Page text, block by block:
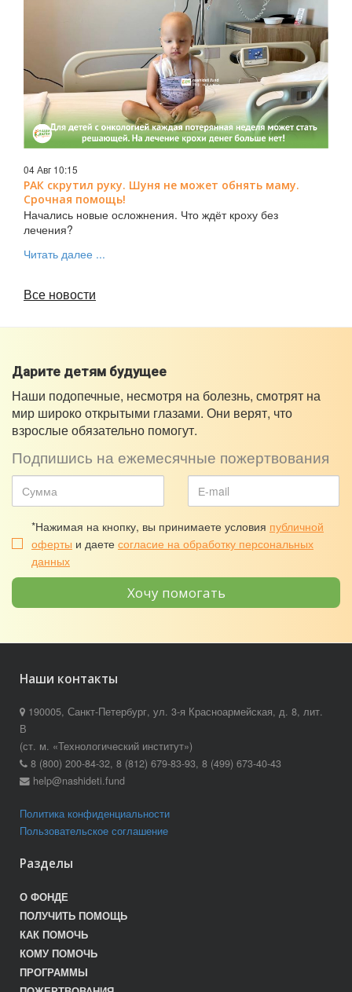
04 Авг 10:15
РАК скрутил руку. Шуня не может обнять маму.
Срочная помощь!
Начались новые осложнения. Что ждёт кроху без
лечения?
Читать далее ...
Все новости
Дарите детям будущее
Наши подопечные, несмотря на болезнь, смотрят на
мир широко открытыми глазами. Они верят, что
взрослые обязательно помогут.
Подпишись на ежемесячные пожертвования
*Нажимая на кнопку, вы принимаете условия публичной
оферты и даете согласие на обработку персональных
данных
Хочу помогать
Наши контакты
190005, Санкт-Петербург, ул. 3-я Красноармейская, д. 8, лит.
В
(ст. м. «Технологический институт»)
8 (800) 200-84-32, 8 (812) 679-83-93, 8 (499) 673-40-43
help@nashideti.fund
Политика конфиденциальности
Пользовательское соглашение
Разделы
О ФОНДЕ
ПОЛУЧИТЬ ПОМОЩЬ
КАК ПОМОЧЬ
КОМУ ПОМОЧЬ
ПРОГРАММЫ